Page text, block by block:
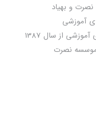
و بهیاد
آموزشی
از سال 1387
نصرت